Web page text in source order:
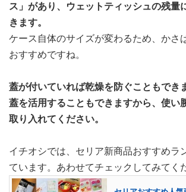
ス」があり、ウェットティッシュの残量
きます。
ケース自体のサイズが変わるため、かさ
おすすめですね。
蓋が付いていれば乾燥を防ぐこともでき
蓋を活用することもできますから、使い
取り入れてください。
イチオシでは、セリア新商品おすすめラ
ています。あわせてチェックしてみてく